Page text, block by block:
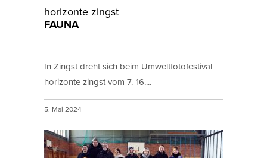
horizonte zingst
FAUNA
In Zingst dreht sich beim Umweltfotofestival
horizonte zingst vom 7.-16....
5. Mai 2024